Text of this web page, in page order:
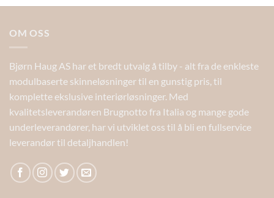
OM OSS
Bjørn Haug AS har et bredt utvalg å tilby - alt fra de enkleste
modulbaserte skinneløsninger til en gunstig pris, til
komplette ekslusive interiørløsninger. Med
kvalitetsleverandøren Brugnotto fra Italia og mange gode
underleverandører, har vi utviklet oss til å bli en fullservice
leverandør til detaljhandlen!